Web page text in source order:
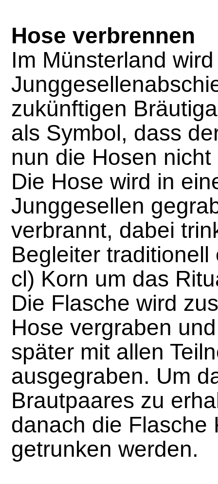
Hose verbrennen
Im Münsterland
zukünftigen
als Symbol, dass
nun die Hosen
Die Hose wird in
Junggesellen
verbrannt, dabei
Begleiter
cl) Korn um das
Die Flasche wird
Hose vergraben
später mit allen
ausgegraben. Um
Brautpaares zu
danach die Flasche
getrunken werden.